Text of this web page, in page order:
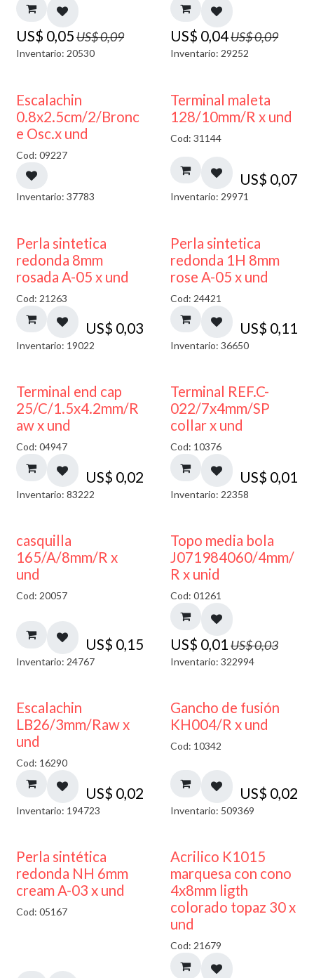
US$ 0,05US$0,09
Inventario: 20530
US$ 0,04US$0,09
Inventario: 29252
Escalachin
0.8x2.5cm/2/Bronc
e Osc.x und
Cod: 09227
Inventario: 37783
Terminal maleta
128/10mm/R x und
Cod: 31144
US$ 0,07
Inventario: 29971
Perla sintetica
redonda 8mm
rosada A-05 x und
Cod: 21263
US$ 0,03
Inventario: 19022
Perla sintetica
redonda 1H 8mm
rose A-05 x und
Cod: 24421
US$ 0,11
Inventario: 36650
Terminal end cap
25/C/1.5x4.2mm/R
aw x und
Cod: 04947
US$ 0,02
Inventario: 83222
Terminal REF.C-
022/7x4mm/SP
collar x und
Cod: 10376
US$ 0,01
Inventario: 22358
casquilla
165/A/8mm/R x
und
Cod: 20057
US$ 0,15
Inventario: 24767
50% DESCUENTO
Topo media bola
J071984060/4mm/
R x unid
Cod: 01261
US$ 0,01 US$0,03
Inventario: 322994
Escalachin
LB26/3mm/Raw x
und
Cod: 16290
US$ 0,02
Inventario: 194723
Gancho de fusión
KH004/R x und
Cod: 10342
US$ 0,02
Inventario: 509369
Perla sintética
redonda NH 6mm
cream A-03 x und
Cod: 05167 50% DESCUENTO
Acrilico K1015
marquesa con cono
4x8mm ligth
colorado topaz 30 x
und
Cod: 21679